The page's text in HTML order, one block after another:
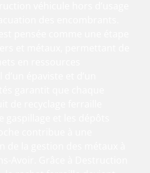
et les dépôts
contribue à une
la gestion des métaux à
Avoir. Grâce à Destruction